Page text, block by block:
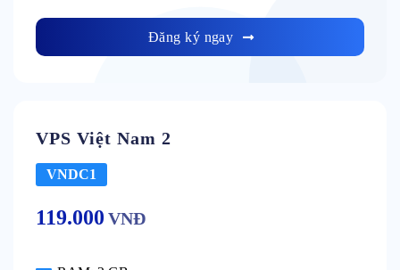
Đăng ký ngay
VPS Việt Nam 2
VNDC1
119.000 VNĐ